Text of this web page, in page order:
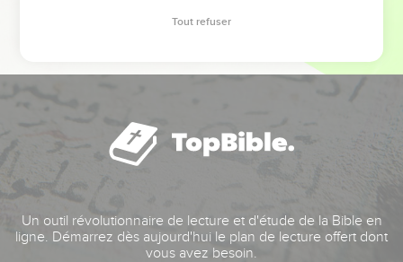
Un outil révolutionnaire de lecture et d'étude de la Bible en
ligne. Démarrez dès aujourd'hui le plan de lecture offert dont
vous avez besoin.
Tout refuser